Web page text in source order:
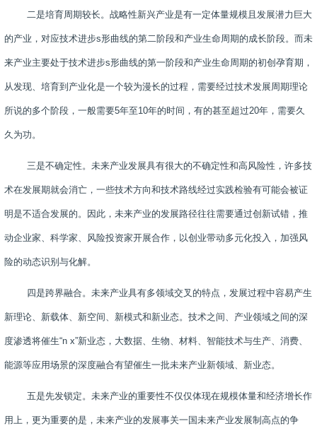
二是培育周期较长。战略性新兴产业是有一定体量规模且发展潜力巨大
的产业，对应技术进步s形曲线的第二阶段和产业生命周期的成长阶段。而未
来产业主要处于技术进步s形曲线的第一阶段和产业生命周期的初创孕育期，
从发现、培育到产业化是一个较为漫长的过程，需要经过技术发展周期理论
所说的多个阶段，一般需要5年至10年的时间，有的甚至超过20年，需要久
久为功。
三是不确定性。未来产业发展具有很大的不确定性和高风险性，许多技
术在发展期就会消亡，一些技术方向和技术路线经过实践检验有可能会被证
明是不适合发展的。因此，未来产业的发展路径往往需要通过创新试错，推
动企业家、科学家、风险投资家开展合作，以创业带动多元化投入，加强风
险的动态识别与化解。
四是跨界融合。未来产业具有多领域交叉的特点，发展过程中容易产生
新理论、新载体、新空间、新模式和新业态。技术之间、产业领域之间的深
度渗透将催生“n x”新业态，大数据、生物、材料、智能技术与生产、消费、
能源等应用场景的深度融合有望催生一批未来产业新领域、新业态。
五是先发锁定。未来产业的重要性不仅仅体现在规模体量和经济增长作
用上，更为重要的是，未来产业的发展事关一国未来产业发展制高点的争